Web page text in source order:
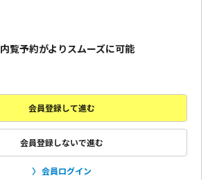
内覧予約がよりスムーズに可能
会員登録して進む
会員登録しないで進む
会員ログイン